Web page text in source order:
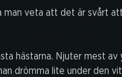
veta att det är svårt
hästarna. Njuter mest av
drömma lite under den